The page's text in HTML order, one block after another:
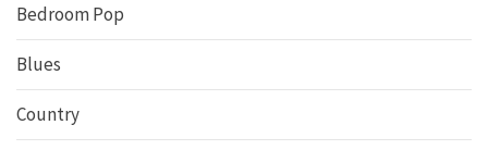
Bedroom Pop
Blues
Country